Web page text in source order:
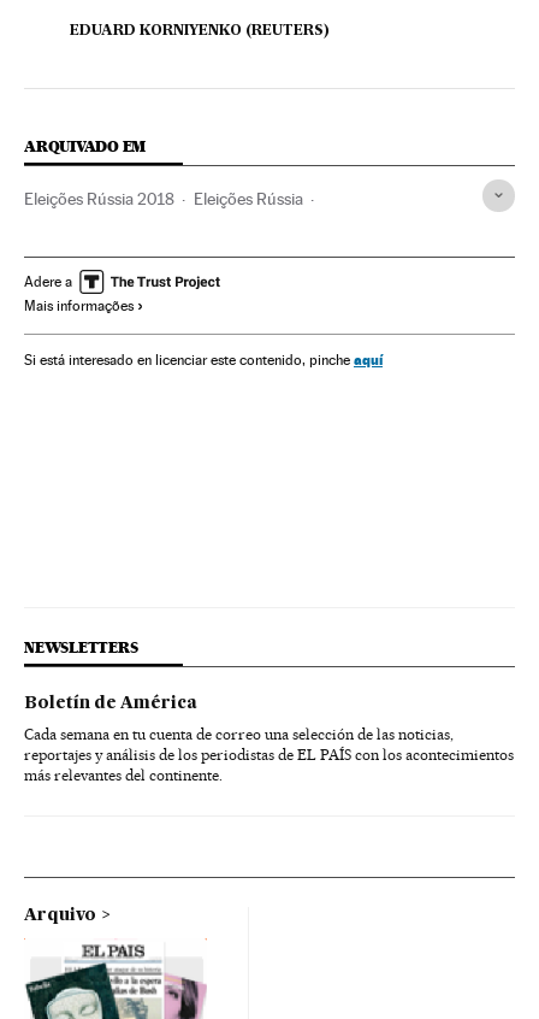
EDUARD KORNIYENKO (REUTERS)
ARQUIVADO EM
Eleições Rússia 2018 Eleições Rússia
Adere a
Mais informações
Si está interesado en licenciar este contenido, pinche aquí
NEWSLETTERS
Boletín de América
Cada semana en tu cuenta de correo una selección de las noticias,
reportajes y análisis de los periodistas de EL PAÍS con los acontecimientos
más relevantes del continente.
Arquivo